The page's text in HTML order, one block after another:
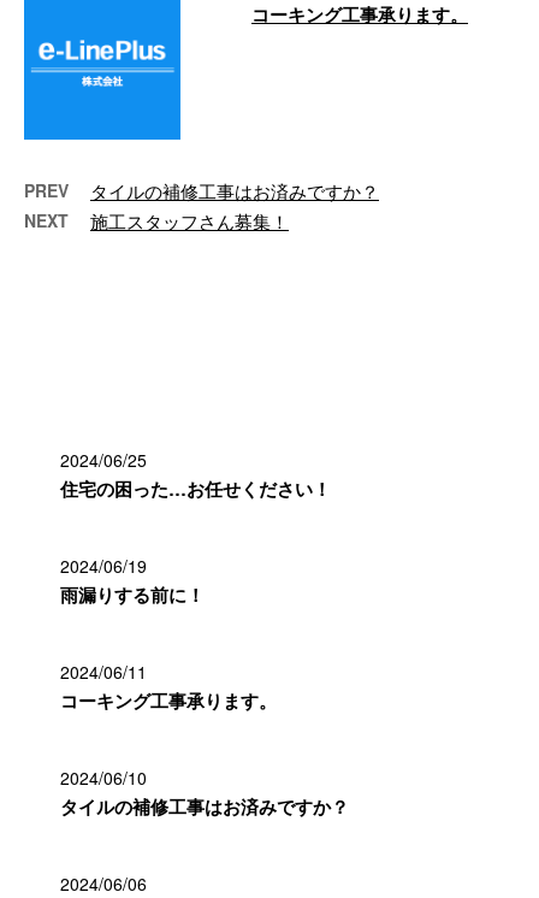
コーキング工事承ります。
PREV タイルの補修工事はお済みですか？
NEXT 施工スタッフさん募集！
2024/06/25
住宅の困った…お任せください！
2024/06/19
雨漏りする前に！
2024/06/11
コーキング工事承ります。
2024/06/10
タイルの補修工事はお済みですか？
2024/06/06